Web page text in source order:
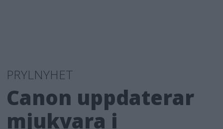
PRYLNYHET
Canon uppdaterar
mjukvara i